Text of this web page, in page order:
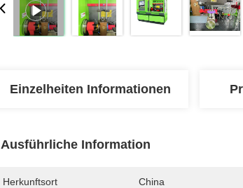
Einzelheiten Informationen
Ausführliche Information
Herkunftsort China